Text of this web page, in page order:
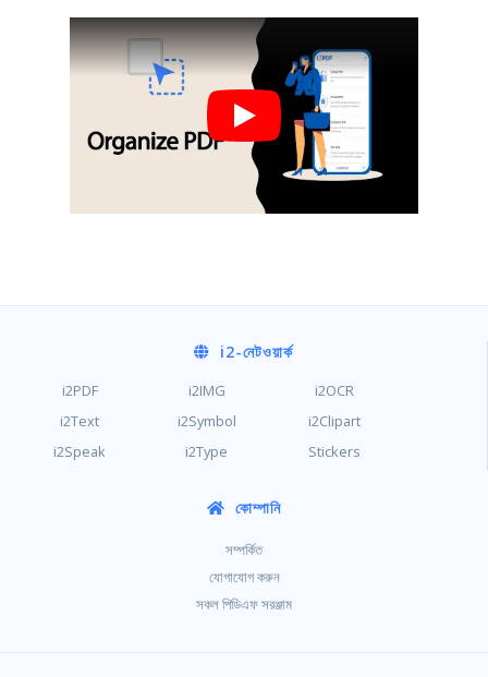
i2-নেটওয়ার্ক
i2PDF i2IMG
i2OCR
i2Text
i2Symbol
i2Clipart
i2Speak
i2Type Stickers
কোম্পানি
সম্পর্কিত
যোগাযোগ করুন
সকল পিডিএফ সরঞ্জাম